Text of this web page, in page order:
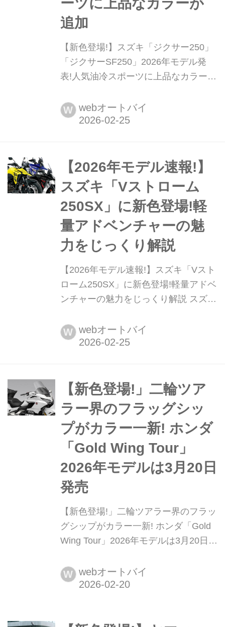
ーツに上品なカラーが
追加
【新色登場!】スズキ「ジクサー250」
「ジクサーSF250」2026年モデル発
表!人気油冷スポーツに上品なカラーが
「GIXXER 250」「GIXXER SF 250」
の2026年モデルを発表した。いずれの
すいパワー特性により、日常からスポ
ーツ走行まで幅広く対応する人気シリ
ーズである。ま...
W webオートバイ
【2026年モデル速報!】
スズキ「Vストローム
250SX」に新色登場!軽
量アドベンチャーの魅
力をじっくり解説
【2026年モデル速報!】スズキ「Vスト
ローム250SX」に新色登場!軽量アドベ
ンチャーの魅力をじっくり解説 スズキ
チャーツアラー「Vストローム
250SX」の2026年モデルを発表した。
と軽量車体により、ツーリングから未
舗装路まで対応するライトアドベンチ
ャーとして人気の1台...
W webオートバイ
【新色登場!」二輪ツア
ラー界のフラッグシッ
プがカラー一新! ホンダ
「Gold Wing Tour」
2026年モデルは3月20日
発売
【新色登場!」二輪ツアラー界のフラッ
グシップがカラー一新! ホンダ「Gold
Wing Tour」2026年モデルは3月20日発
ミアムツアラー「Gold Wing Tour」の
2026年モデルを発表した。新型はカラ
W webオートバイ